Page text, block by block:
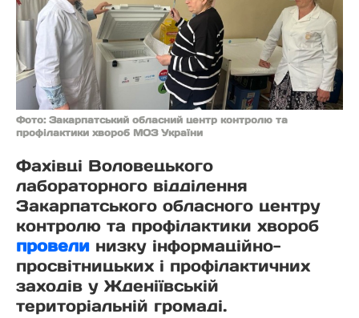
Фото: Закарпатський обласний центр контролю та
профілактики хвороб МОЗ України
Фахівці Воловецького
лабораторного відділення
Закарпатського обласного центру
контролю та профілактики хвороб
провели низку інформаційно-
просвітницьких і профілактичних
заходів у Жденіївській
територіальній громаді.